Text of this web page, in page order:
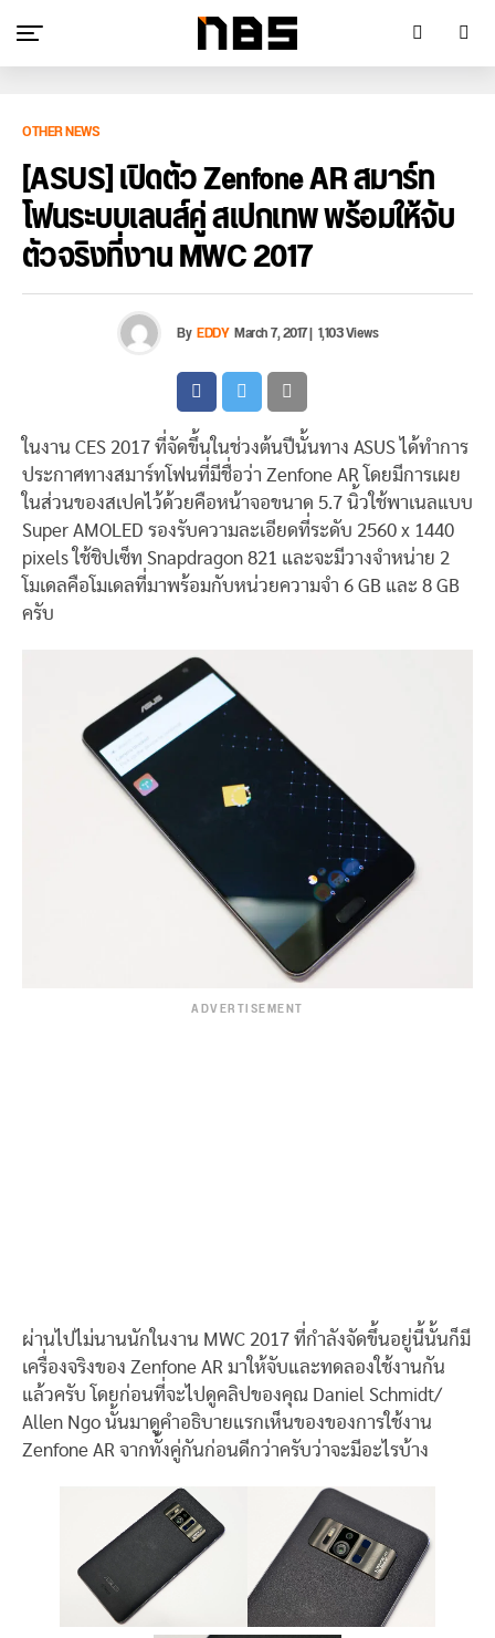
OTHER NEWS
[ASUS] เปิดตัว Zenfone AR สมาร์ท
โฟนระบบเลนส์คู่ สเปกเทพ พร้อมให้จับ
ตัวจริงที่งาน MWC 2017
ByEDDYMarch 7, 2017| 1,103 Views
ในงาน CES 2017 ที่จัดขึ้นในช่วงต้นปีนั้นทาง ASUS ได้ทำการ
ประกาศทางสมาร์ทโฟนที่มีชื่อว่า Zenfone AR โดยมีการเผย
ในส่วนของสเปคไว้ด้วยคือหน้าจอขนาด 5.7 นิ้วใช้พาเนลแบบ
Super AMOLED รองรับความละเอียดที่ระดับ 2560 x 1440
pixels ใช้ชิปเซ็ท Snapdragon 821 และจะมีวางจำหน่าย 2
โมเดลคือโมเดลที่มาพร้อมกับหน่วยความจำ 6 GB และ 8 GB
ครับ
ADVERTISEMENT
ผ่านไปไม่นานนักในงาน MWC 2017 ที่กำลังจัดขึ้นอยู่นี้นั้นก็มี
เครื่องจริงของ Zenfone AR มาให้จับและทดลองใช้งานกัน
แล้วครับ โดยก่อนที่จะไปดูคลิปของคุณ Daniel Schmidt/
Allen Ngo นั้นมาดูคำอธิบายแรกเห็นของของการใช้งาน
Zenfone AR จากทั้งคู่กันก่อนดีกว่าครับว่าจะมีอะไรบ้าง